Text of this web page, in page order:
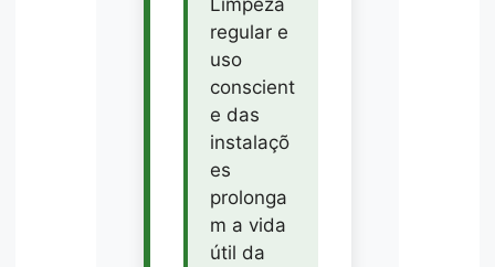
regular e
uso
conscient
e das
instalaçõ
es
prolonga
m a vida
útil da